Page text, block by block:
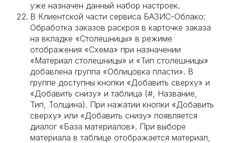
уже назначен данный набор настроек.
В Клиентской части сервиса БАЗИС-Облако:
Обработка заказов раскроя в карточке заказа
на вкладке «Столешницы» в режиме
отображения «Схема» при назначении
«Материал столешницы» и «Тип столешницы»
добавлена группа «Облицовка пласти». В
группе доступны кнопки «Добавить сверху» и
«Добавить снизу» и таблица (#, Название,
Тип, Толщина). При нажатии кнопки «Добавить
сверху» или «Добавить снизу» появляется
диалог «База материалов». При выборе
материала в таблице отображается материал,